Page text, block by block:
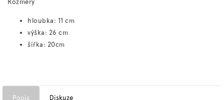
Rozměry
hloubka: 11 cm
výška: 26 cm
šířka: 20cm
Popis Diskuze